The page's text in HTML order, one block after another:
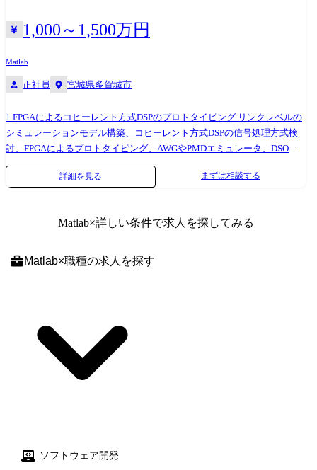
Windows + VisualStudioCode、Monaca、TeraTerm、WinSCP ・ソース管理
:GitLab ・インフラ :AWS、オンプレミスサーバ(RHEL) ・業務ツール
国の産婦人科領域に向き合い開発を続けてきたパッケージシステム ・高
婦人科医療機関の業務を効率化 ・導入実績として900施設を超え、産婦
人科領域では30%以上とトップシェア ・@linkを利用される方は年間約
1,300万人、全国の妊産婦の30%・不妊治療患者の50%をカバー ※業務の
変更の範囲:会社の定める業務
1,000～1,500万円
Matlab
正社員 宮城県多賀城市
1.FPGAによるコヒーレント方式DSPのプロトタイピング リンクレベルの
シミュレーションモデル構築、コヒーレント方式DSPの信号処理方式検
討、FPGAによるプロトタイピング、AWGやPMDエミュレータ、DSOを
用いた実機評価系の構築/通信性能評価をおこなっていただきます。 2.設
計環境整備、評価環境整備 シミュレータの保守更新、測定器の導入と保
向け信号処理方式検討をリーディングしていただき、FPGAプロトタイピ
ただきたいと考えております。さらに社外との共同研究を通じて技術力
詳細を見る まずは相談する
Matlab×詳しい条件で求人を探してみる
Matlab×職種の求人を探す
ソフトウェア開発